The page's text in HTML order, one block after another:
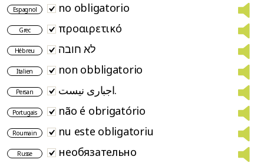
Espagnol no obligatorio
Grec προαιρετικό
Hébreu לא חובה
Italien non obbligatorio
Persan اجباری نیست.
Portugais não é obrigatório
Roumain nu este obligatoriu
Russe необязательно